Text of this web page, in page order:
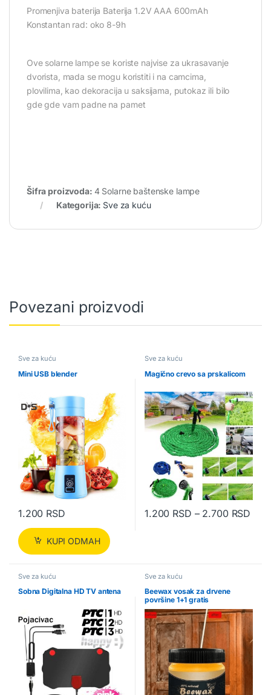
Promenjiva baterija Baterija 1.2V AAA 600mAh
Konstantan rad: oko 8-9h
Ove solarne lampe se koriste najvise za ukrasavanje
dvorista, mada se mogu koristiti i na camcima,
plovilima, kao dekoracija u saksijama, putokaz ili bilo
gde gde vam padne na pamet
Šifra proizvoda: 4 Solarne baštenske lampe
Kategorija: Sve za kuću
Povezani proizvodi
Sve za kuću
Mini USB blender
1.200 RSD
KUPI ODMAH
Sve za kuću
Magično crevo sa prskalicom
1.200 RSD – 2.700 RSD
Sve za kuću
Sobna Digitalna HD TV antena
Sve za kuću
Beewax vosak za drvene
površine 1+1 gratis